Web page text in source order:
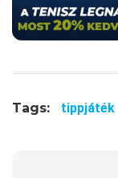
Tags: tippjáték